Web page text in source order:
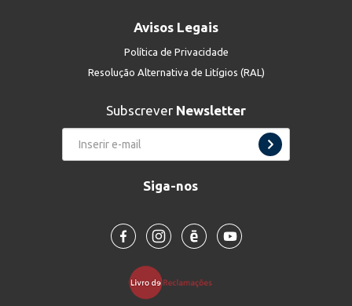
Avisos Legais
Política de Privacidade
Resolução Alternativa de Litígios (RAL)
Subscrever Newsletter
Siga-nos